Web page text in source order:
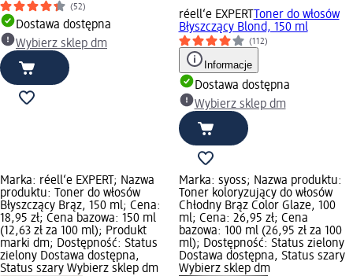
(52)
Dostawa dostępna
Wybierz sklep dm
réell‘e EXPERT
Toner do włosów
Błyszczący Blond, 150 ml
(112)
Informacje
Dostawa dostępna
Wybierz sklep dm
Marka: réell‘e EXPERT; Nazwa
produktu: Toner do włosów
Błyszczący Brąz, 150 ml; Cena:
18,95 zł; Cena bazowa: 150 ml
(12,63 zł za 100 ml); Produkt
marki dm; Dostępność: Status
zielony Dostawa dostępna,
Status szary Wybierz sklep dm
Marka: syoss; Nazwa produktu:
Toner koloryzujący do włosów
Chłodny Brąz Color Glaze, 100
ml; Cena: 26,95 zł; Cena
bazowa: 100 ml (26,95 zł za 100
ml); Dostępność: Status zielony
Dostawa dostępna, Status szary
Wybierz sklep dm